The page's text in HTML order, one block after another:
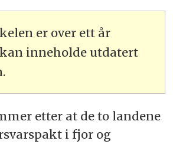
er over ett år
inneholde utdatert
etter at de to landene
i fjor og